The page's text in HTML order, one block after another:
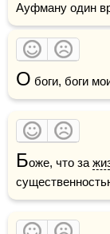
Ауфману один
О
Боже, что за